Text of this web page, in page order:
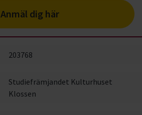
Anmäl dig här
203768
Studiefrämjandet Kulturhuset
Klossen